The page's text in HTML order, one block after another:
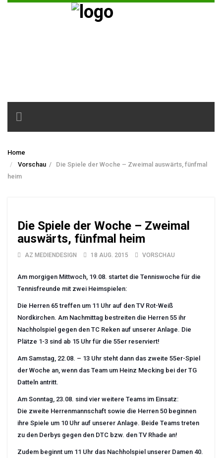
Toggle
navigation
Home
Vorschau /
Die Spiele der Woche – Zweimal auswärts, fünfmal
heim
Die Spiele der Woche – Zweimal
auswärts, fünfmal heim
AZ MEDIENDESIGN 18 AUG. 2015 VORSCHAU
Am morgigen Mittwoch, 19.08. startet die Tenniswoche für die
Tennisfreunde mit zwei Heimspielen:
Die Herren 65 treffen um 11 Uhr auf den TV Rot-Weiß
Nordkirchen. Am Nachmittag bestreiten die Herren 55 ihr
Nachholspiel gegen den TC Reken auf unserer Anlage. Die
Plätze 1-3 sind ab 15 Uhr für die 55er reserviert!
Am Samstag, 22.08. – 13 Uhr steht dann das zweite 55er-Spiel
der Woche an, wenn das Team um Heinz Mecking bei der TG
Datteln antritt.
Am Sonntag, 23.08. sind vier weitere Teams im Einsatz:
Die zweite Herrenmannschaft sowie die Herren 50 beginnen
ihre Spiele um 10 Uhr auf unserer Anlage. Beide Teams treten
zu den Derbys gegen den DTC bzw. den TV Rhade an!
Zudem beginnt um 11 Uhr das Nachholspiel unserer Damen 40.